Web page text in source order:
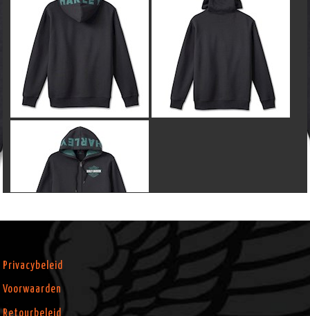
Privacybeleid
Voorwaarden
Retourbeleid